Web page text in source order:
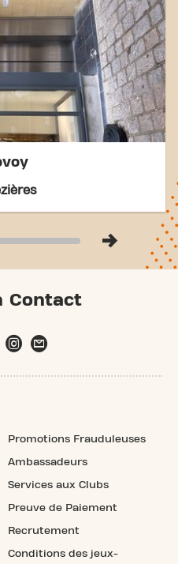
Contact
Promotions Frauduleuses
Ambassadeurs
Services aux Clubs
Preuve de Paiement
Recrutement
Conditions des jeux-